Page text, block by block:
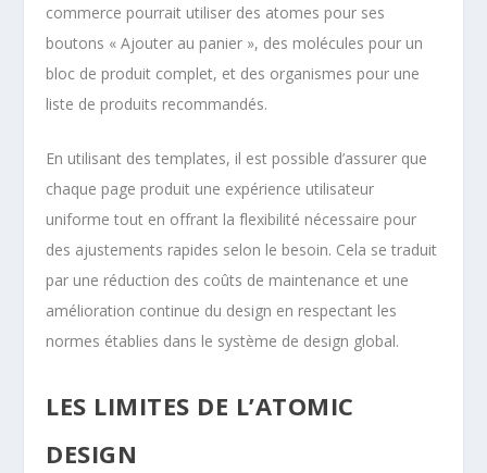
commerce pourrait utiliser des atomes pour ses
boutons « Ajouter au panier », des molécules pour un
bloc de produit complet, et des organismes pour une
liste de produits recommandés.
En utilisant des templates, il est possible d’assurer que
chaque page produit une expérience utilisateur
uniforme tout en offrant la flexibilité nécessaire pour
des ajustements rapides selon le besoin. Cela se traduit
par une réduction des coûts de maintenance et une
amélioration continue du design en respectant les
normes établies dans le système de design global.
LES LIMITES DE L’ATOMIC
DESIGN